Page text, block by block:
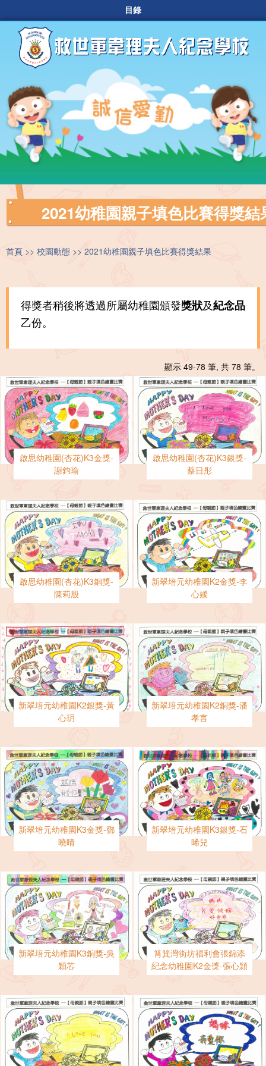
目錄
2021幼稚園親子填色比賽得獎結
首頁 校園動態 2021幼稚園親子填色比賽得獎結果
得獎者稍後將透過所屬幼稚園頒發獎狀及紀念品
乙份。
顯示 49-78 筆, 共 78 筆。
啟思幼稚園(杏花)K3金獎-
謝鈞瑜
啟思幼稚園(杏花)K3銀獎-
蔡日彤
啟思幼稚園(杏花)K3銅獎-
陳莉殷
新翠培元幼稚園K2金獎-李
心媃
新翠培元幼稚園K2銀獎-黃
心玥
新翠培元幼稚園K2銅獎-潘
孝言
新翠培元幼稚園K3金獎-鄧
曉晴
新翠培元幼稚園K3銀獎-石
晞兒
新翠培元幼稚園K3銅獎-吳
穎芯
筲箕灣街坊福利會張錦添
紀念幼稚園K2金獎-張心頴